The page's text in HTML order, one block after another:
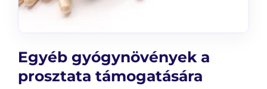
Egyéb gyógynövények a
prosztata támogatására